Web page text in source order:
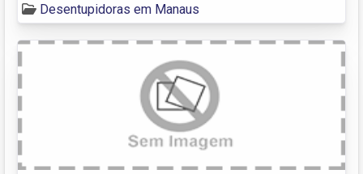
Desentupidoras em Manaus